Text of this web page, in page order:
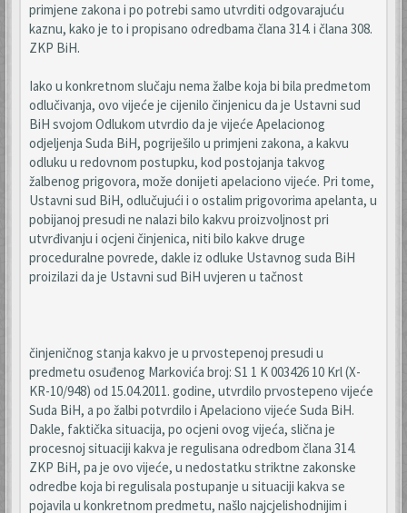
primjene zakona i po potrebi samo utvrditi odgovarajuću
kaznu, kako je to i propisano odredbama člana 314. i člana 308.
ZKP BiH.
Iako u konkretnom slučaju nema žalbe koja bi bila predmetom
odlučivanja, ovo vijeće je cijenilo činjenicu da je Ustavni sud
BiH svojom Odlukom utvrdio da je vijeće Apelacionog
odjeljenja Suda BiH, pogriješilo u primjeni zakona, a kakvu
odluku u redovnom postupku, kod postojanja takvog
žalbenog prigovora, može donijeti apelaciono vijeće. Pri tome,
Ustavni sud BiH, odlučujući i o ostalim prigovorima apelanta, u
pobijanoj presudi ne nalazi bilo kakvu proizvoljnost pri
utvrđivanju i ocjeni činjenica, niti bilo kakve druge
proceduralne povrede, dakle iz odluke Ustavnog suda BiH
proizilazi da je Ustavni sud BiH uvjeren u tačnost
činjeničnog stanja kakvo je u prvostepenoj presudi u
predmetu osuđenog Markovića broj: S1 1 K 003426 10 Krl (X-
KR-10/948) od 15.04.2011. godine, utvrdilo prvostepeno vijeće
Suda BiH, a po žalbi potvrdilo i Apelaciono vijeće Suda BiH.
Dakle, faktička situacija, po ocjeni ovog vijeća, slična je
procesnoj situaciji kakva je regulisana odredbom člana 314.
ZKP BiH, pa je ovo vijeće, u nedostatku striktne zakonske
odredbe koja bi regulisala postupanje u situaciji kakva se
pojavila u konkretnom predmetu, našlo najcjelishodnijim i